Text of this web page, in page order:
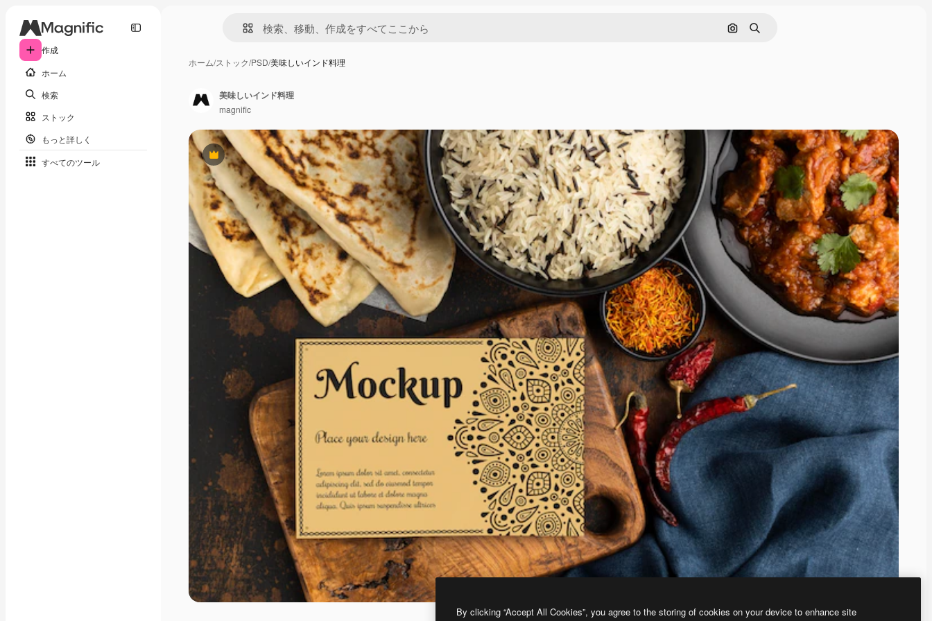
作成
ホーム
検索
ストック
もっと詳しく
すべてのツール
画像で検索
検索
ホーム/ストック/PSD/美味しいインド料理
Premium
美味しいインド料理
magnific
By clicking “Accept All Cookies”, you agree to the storing of cookies on your device to enhance site